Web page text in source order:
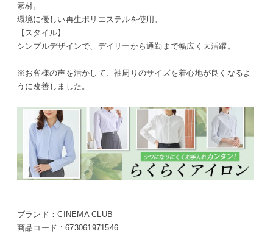
素材。
環境に優しい再生ポリエステルを使用。
【スタイル】
シンプルデザインで、デイリーから通勤まで幅広く大活躍。
※お客様の声を活かして、袖周りのサイズを着心地が良くなるよ
うに改善しました。
ブランド：CINEMA CLUB
商品コード :673061971546